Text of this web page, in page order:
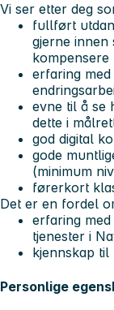
Vi ser etter deg
fullført
gjerne innen
erfaring
evne til å se
dette i
god digital
gode
(minimum
førerkort
Det er en fordel
erfaring
tjenester i
kjennskap til
Personlige